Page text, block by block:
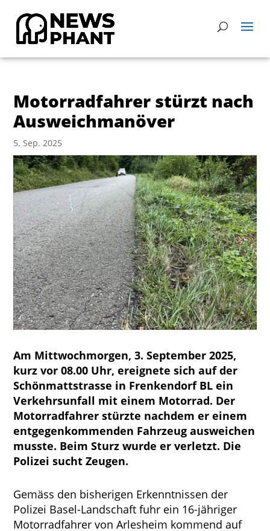
Motorradfahrer stürzt nach
Ausweichmanöver
5. Sep. 2025
Am Mittwochmorgen, 3. September 2025,
kurz vor 08.00 Uhr, ereignete sich auf der
Schönmattstrasse in Frenkendorf BL ein
Verkehrsunfall mit einem Motorrad. Der
Motorradfahrer stürzte nachdem er einem
entgegenkommenden Fahrzeug ausweichen
musste. Beim Sturz wurde er verletzt. Die
Polizei sucht Zeugen.
Gemäss den bisherigen Erkenntnissen der
Polizei Basel-Landschaft fuhr ein 16-jähriger
Motorradfahrer von Arlesheim kommend auf